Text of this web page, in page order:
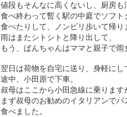
値段もそんなに高くないし、厨房も
食べ終わって暫く駅の中庭でソフト
食べたりして、ノンビリ歩いて帰り
雨はまたシトシトと降り出して、
もう、ぱんちゃんはママと親子で雨
翌日は荷物を自宅に送り、身軽にし
途中、小田原で下車。
叔母はここから小田急線に乗ります
まず叔母のお勧めのイタリアンでパ
食べました。